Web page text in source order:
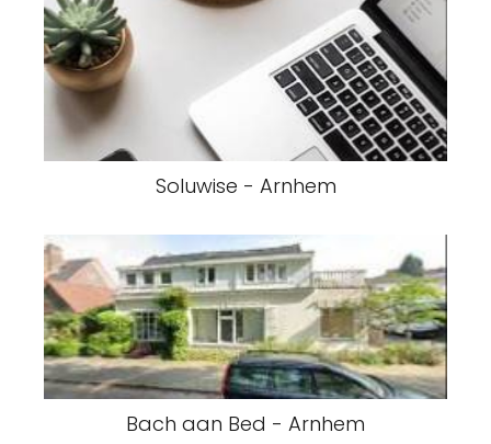
Soluwise - Arnhem
Bach aan Bed - Arnhem